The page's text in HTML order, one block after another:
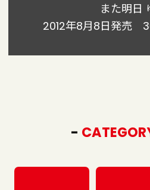
また明日
2012年8月8日発売
-